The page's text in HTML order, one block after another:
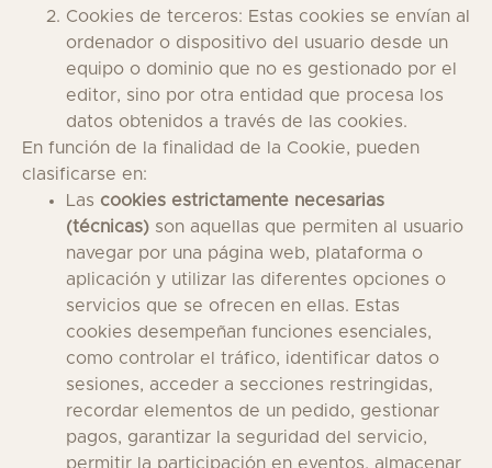
Cookies de terceros: Estas cookies se envían al
ordenador o dispositivo del usuario desde un
equipo o dominio que no es gestionado por el
editor, sino por otra entidad que procesa los
datos obtenidos a través de las cookies.
En función de la finalidad de la Cookie, pueden
clasificarse en:
Las cookies estrictamente necesarias
(técnicas) son aquellas que permiten al usuario
navegar por una página web, plataforma o
aplicación y utilizar las diferentes opciones o
servicios que se ofrecen en ellas. Estas
cookies desempeñan funciones esenciales,
como controlar el tráfico, identificar datos o
sesiones, acceder a secciones restringidas,
recordar elementos de un pedido, gestionar
pagos, garantizar la seguridad del servicio,
permitir la participación en eventos, almacenar